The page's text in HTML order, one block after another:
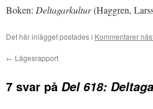
Boken: Deltagarkultur(Haggren,
Det här inlägget postades i Kommentarer
← Lägesrapport
7 svar på Del 618: